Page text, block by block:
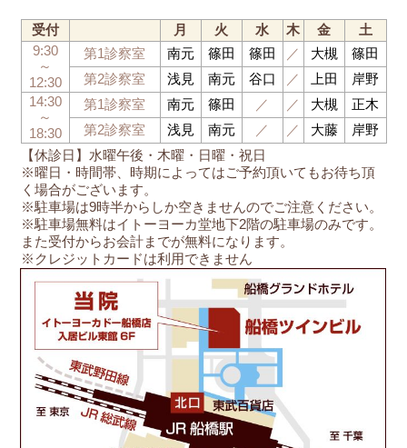
【休診日】水曜午後・木曜・日曜・祝日
※曜日・時間帯、時期によってはご予約頂いてもお待ち頂
く場合がございます。
※駐車場は9時半からしか空きませんのでご注意ください。
※駐車場無料はイトーヨーカ堂地下2階の駐車場のみです。
また受付からお会計までが無料になります。
※クレジットカードは利用できません
受付 月 火 水 木 金
土
9:30
～
12:30
第1診察室 南元 篠田 篠田 ／ 大槻
篠田
第2診察室
浅見 南元 谷口 ／ 上田
岸野
14:30
～
18:30
第1診察室 南元 篠田 ／ ／ 大槻
正木
第2診察室
浅見 南元 ／ ／ 大藤 岸野